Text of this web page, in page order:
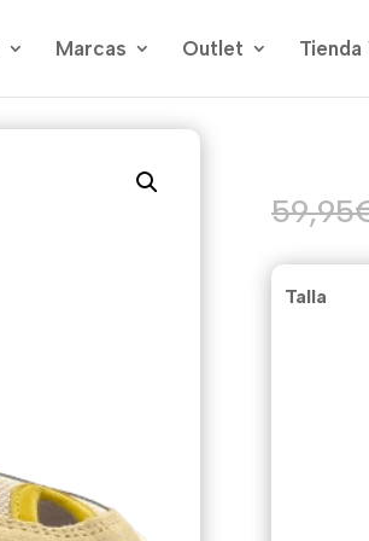
Marcas Outlet Tienda
59,95
Talla